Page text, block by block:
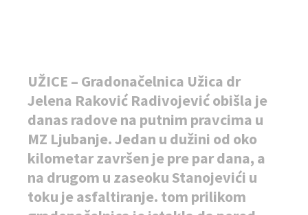
UŽICE – Gradonačelnica Užica dr
Jelena Raković Radivojević obišla je
danas radove na putnim pravcima u
MZ Ljubanje. Jedan u dužini od oko
kilometar završen je pre par dana, a
na drugom u zaseoku Stanojevići u
toku je asfaltiranje. tom prilikom